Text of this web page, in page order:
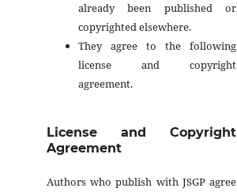
already been published or
copyrighted elsewhere.
They agree to the following
license and copyright
agreement.
License and Copyright
Agreement
Authors who publish with JSGP agree